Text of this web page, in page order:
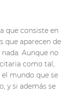
que consiste en
que aparecen de
Aunque no
como tal,
mundo que se
y si además se